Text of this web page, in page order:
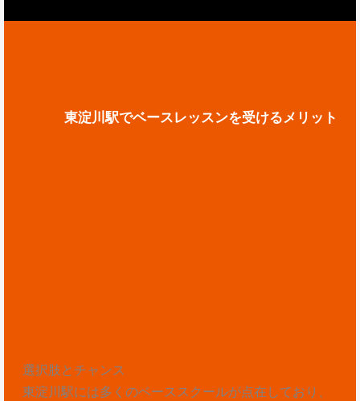
東淀川駅でベースレッスンを受けるメリット
選択肢とチャンス
東淀川駅には多くのベーススクールが点在しており、